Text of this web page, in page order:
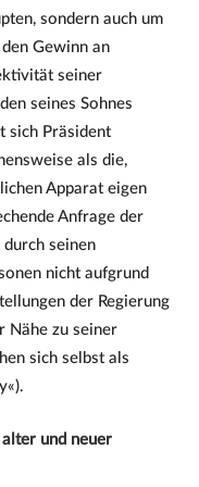
sondern auch um
Gewinn an
seiner
seines Sohnes
sich Präsident
als die,
Apparat eigen
Anfrage der
seinen
nicht aufgrund
der Regierung
Nähe zu seiner
sich selbst als
und neuer